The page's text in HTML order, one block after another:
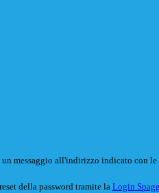
messaggio all'indirizzo indicato con le
della password tramite la Login